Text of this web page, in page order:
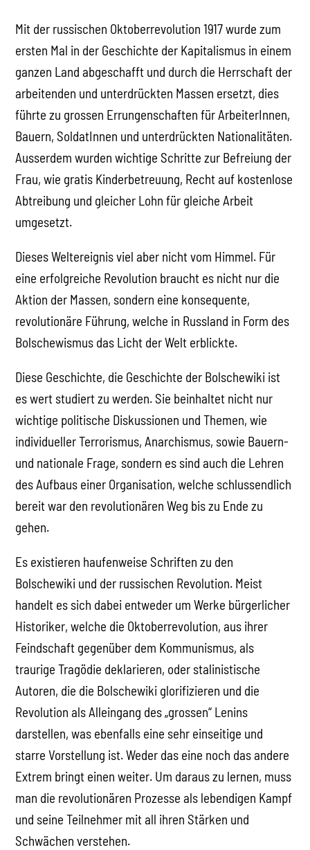
Mit der russischen Oktoberrevolution 1917 wurde zum
ersten Mal in der Geschichte der Kapitalismus in einem
ganzen Land abgeschafft und durch die Herrschaft der
arbeitenden und unterdrückten Massen ersetzt, dies
führte zu grossen Errungenschaften für ArbeiterInnen,
Bauern, SoldatInnen und unterdrückten Nationalitäten.
Ausserdem wurden wichtige Schritte zur Befreiung der
Frau, wie gratis Kinderbetreuung, Recht auf kostenlose
Abtreibung und gleicher Lohn für gleiche Arbeit
umgesetzt.
Dieses Weltereignis viel aber nicht vom Himmel. Für
eine erfolgreiche Revolution braucht es nicht nur die
Aktion der Massen, sondern eine konsequente,
revolutionäre Führung, welche in Russland in Form des
Bolschewismus das Licht der Welt erblickte.
Diese Geschichte, die Geschichte der Bolschewiki ist
es wert studiert zu werden. Sie beinhaltet nicht nur
wichtige politische Diskussionen und Themen, wie
individueller Terrorismus, Anarchismus, sowie Bauern-
und nationale Frage, sondern es sind auch die Lehren
des Aufbaus einer Organisation, welche schlussendlich
bereit war den revolutionären Weg bis zu Ende zu
gehen.
Es existieren haufenweise Schriften zu den
Bolschewiki und der russischen Revolution. Meist
handelt es sich dabei entweder um Werke bürgerlicher
Historiker, welche die Oktoberrevolution, aus ihrer
Feindschaft gegenüber dem Kommunismus, als
traurige Tragödie deklarieren, oder stalinistische
Autoren, die die Bolschewiki glorifizieren und die
Revolution als Alleingang des „grossen“ Lenins
darstellen, was ebenfalls eine sehr einseitige und
starre Vorstellung ist. Weder das eine noch das andere
Extrem bringt einen weiter. Um daraus zu lernen, muss
man die revolutionären Prozesse als lebendigen Kampf
und seine Teilnehmer mit all ihren Stärken und
Schwächen verstehen.